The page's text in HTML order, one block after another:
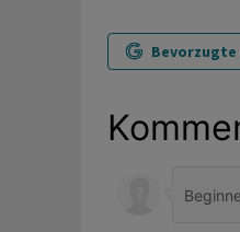
Bevorzugte